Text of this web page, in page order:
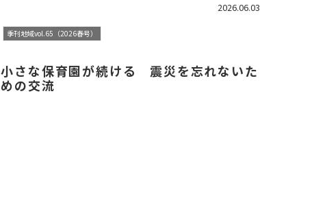
2026.06.03
季刊地域vol.65（2026春号）
小さな保育園が続ける 震災を忘れないた
めの交流